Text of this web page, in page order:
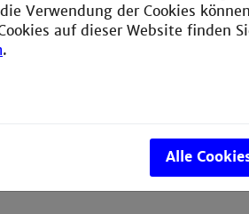
Verwendung der Cookies
auf dieser Website finden
.
Alle